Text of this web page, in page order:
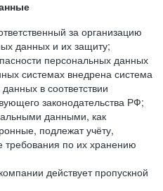
за организацию
данных и их защиту;
персональных данных
системах внедрена система
в соответствии
законодательства РФ;
данными, как
подлежат учёту,
по их хранению
действует пропускной